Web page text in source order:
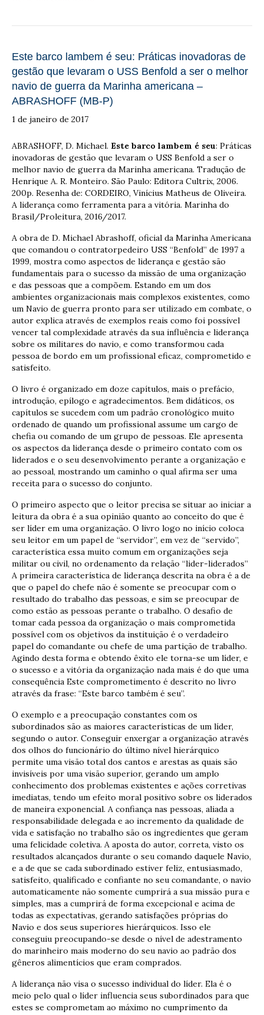
Este barco lambem é seu: Práticas inovadoras de
gestão que levaram o USS Benfold a ser o melhor
navio de guerra da Marinha americana –
ABRASHOFF (MB-P)
1 de janeiro de 2017
ABRASHOFF, D. Michael. Este barco lambem é seu: Práticas
inovadoras de gestão que levaram o USS Benfold a ser o
melhor navio de guerra da Marinha americana. Tradução de
Henrique A. R. Monteiro. São Paulo: Editora Cultrix, 2006.
200p. Resenha de: CORDEIRO, Vinícius Matheus de Oliveira.
A liderança como ferramenta para a vitória. Marinha do
Brasil/Proleitura, 2016/2017.
A obra de D. Michael Abrashoff, oficial da Marinha Americana
que comandou o contratorpedeiro USS “Benfold” de 1997 a
1999, mostra como aspectos de liderança e gestão são
fundamentais para o sucesso da missão de uma organização
e das pessoas que a compõem. Estando em um dos
ambientes organizacionais mais complexos existentes, como
um Navio de guerra pronto para ser utilizado em combate, o
autor explica através de exemplos reais como foi possível
vencer tal complexidade através da sua influência e liderança
sobre os militares do navio, e como transformou cada
pessoa de bordo em um profissional eficaz, comprometido e
satisfeito.
O livro é organizado em doze capítulos, mais o prefácio,
introdução, epílogo e agradecimentos. Bem didáticos, os
capítulos se sucedem com um padrão cronológico muito
ordenado de quando um profissional assume um cargo de
chefia ou comando de um grupo de pessoas. Ele apresenta
os aspectos da liderança desde o primeiro contato com os
liderados e o seu desenvolvimento perante a organização e
ao pessoal, mostrando um caminho o qual afirma ser uma
receita para o sucesso do conjunto.
O primeiro aspecto que o leitor precisa se situar ao iniciar a
leitura da obra é a sua opinião quanto ao conceito do que é
ser líder em uma organização. O livro logo no início coloca
seu leitor em um papel de “servidor”, em vez de “servido”,
característica essa muito comum em organizações seja
militar ou civil, no ordenamento da relação “lider-liderados”
A primeira característica de liderança descrita na obra é a de
que o papel do chefe não é somente se preocupar com o
resultado do trabalho das pessoas, e sim se preocupar de
como estão as pessoas perante o trabalho. O desafio de
tomar cada pessoa da organização o mais comprometida
possível com os objetivos da instituição é o verdadeiro
papel do comandante ou chefe de uma partição de trabalho.
Agindo desta forma e obtendo êxito ele torna-se um líder, e
o sucesso e a vitória da organização nada mais é do que uma
consequência Este comprometimento é descrito no livro
através da frase: “Este barco também é seu”.
O exemplo e a preocupação constantes com os
subordinados são as maiores características de um líder,
segundo o autor. Conseguir enxergar a organização através
dos olhos do funcionário do último nível hierárquico
permite uma visão total dos cantos e arestas as quais são
invisíveis por uma visão superior, gerando um amplo
conhecimento dos problemas existentes e ações corretivas
imediatas, tendo um efeito moral positivo sobre os liderados
de maneira exponencial. A confiança nas pessoas, aliada a
responsabilidade delegada e ao incremento da qualidade de
vida e satisfação no trabalho são os ingredientes que geram
uma felicidade coletiva. A aposta do autor, correta, visto os
resultados alcançados durante o seu comando daquele Navio,
e a de que se cada subordinado estiver feliz, entusiasmado,
satisfeito, qualificado e confiante no seu comandante, o navio
automaticamente não somente cumprirá a sua missão pura e
simples, mas a cumprirá de forma excepcional e acima de
todas as expectativas, gerando satisfações próprias do
Navio e dos seus superiores hierárquicos. Isso ele
conseguiu preocupando-se desde o nível de adestramento
do marinheiro mais moderno do seu navio ao padrão dos
gêneros alimentícios que eram comprados.
A liderança não visa o sucesso individual do líder. Ela é o
meio pelo qual o líder influencia seus subordinados para que
estes se comprometam ao máximo no cumprimento da